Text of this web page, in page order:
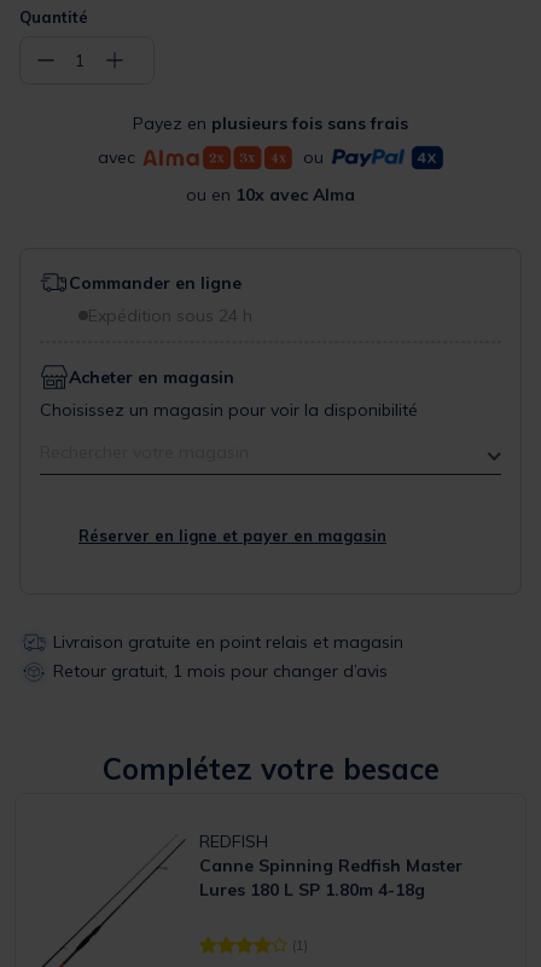
Quantité
− 1 +
Payez en plusieurs fois sans frais
avec
ou
ou en 10x avec Alma
Commander en ligne
Expédition sous 24 h
Acheter en magasin
Choisissez un magasin pour voir la disponibilité
Réserver en ligne et payer en magasin
Livraison gratuite en point relais et magasin
Retour gratuit, 1 mois pour changer d’avis
Complétez votre besace
REDFISH
Canne Spinning Redfish Master
Lures 180 L SP 1.80m 4-18g
[object Object] out of 5 Customer Rating
(1)